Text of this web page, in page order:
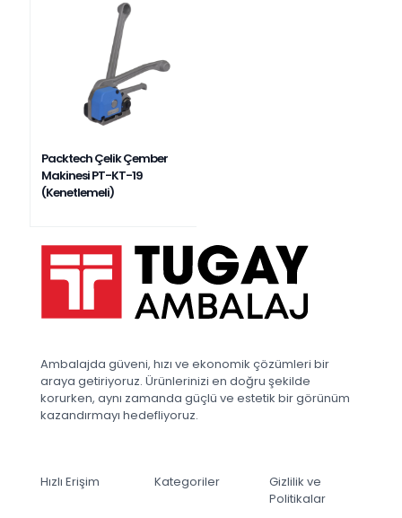
Packtech Çelik Çember
Makinesi PT-KT-19
(Kenetlemeli)
Ambalajda güveni, hızı ve ekonomik çözümleri bir
araya getiriyoruz. Ürünlerinizi en doğru şekilde
korurken, aynı zamanda güçlü ve estetik bir görünüm
kazandırmayı hedefliyoruz.
Hızlı Erişim Kategoriler
Gizlilik ve
Politikalar